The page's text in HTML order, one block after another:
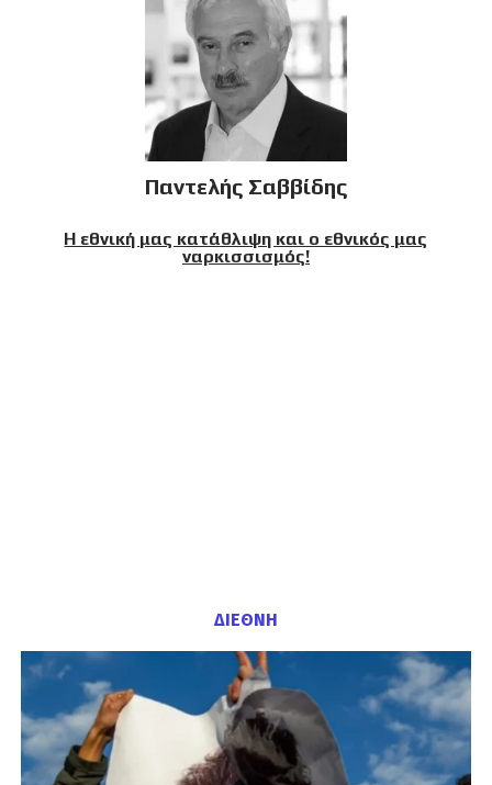
Παντελής Σαββίδης
Η εθνική μας κατάθλιψη και ο εθνικός μας
ναρκισσισμός!
ΔΙΕΘΝΗ